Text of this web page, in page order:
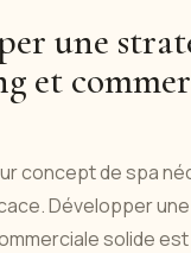
une
et
concept de spa
Développer
solide